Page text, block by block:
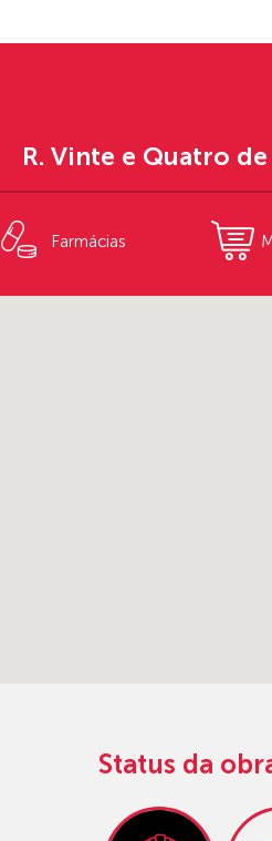
R. Vinte e Quatro
Farmácias
Status da